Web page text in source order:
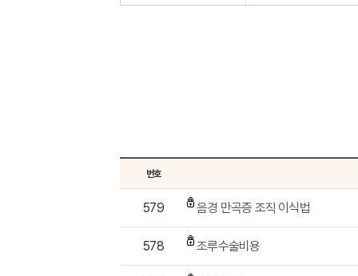
번호
579 음경 만곡증 조직 이식법
578 조루수술비용